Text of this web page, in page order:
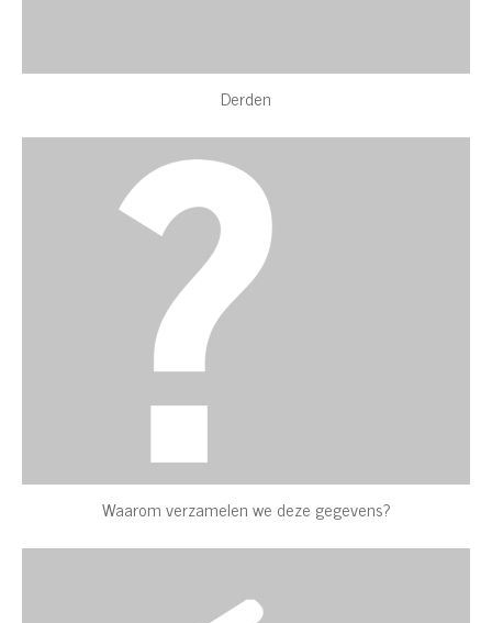
Derden
Waarom verzamelen we deze gegevens?